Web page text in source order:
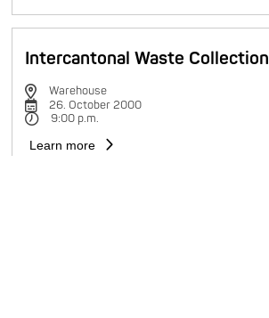
Intercantonal Waste Collection
Warehouse
26. October 2000
9:00 p.m.
Learn more